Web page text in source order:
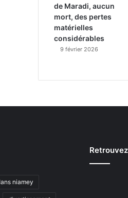
de Maradi, aucun
mort, des pertes
matérielles
considérables
9 février 2026
niamey